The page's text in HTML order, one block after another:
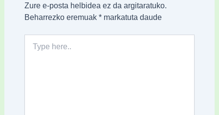
Zure e-posta helbidea ez da argitaratuko.
Beharrezko eremuak *markatuta daude
here..